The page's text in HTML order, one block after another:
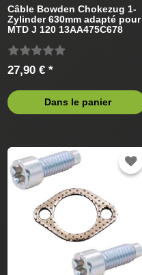
Câble Bowden Chokezug 1-
Zylinder 630mm adapté pour
MTD J 120 13AA475C678
27,90 € *
Dans le panier